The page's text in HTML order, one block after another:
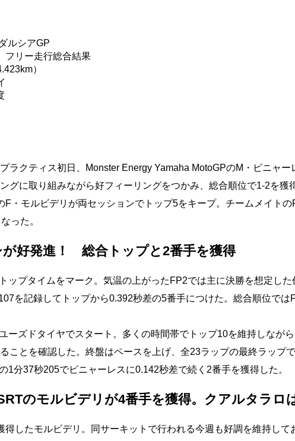
ルシアGP
フリー走行総合結果
）
ラクティス初日、Monster Energy Yamaha MotoGPのM・ビニャー
グに取り組みながら好フィーリングをつかみ、総合順位で1-2を獲
F・モルビデリが両セッションでトップ5をキープ。チームメイト
った。
が好発進！ 総合トップと2番手を獲得
ップタイムをマーク。気温の上がったFP2では主に決勝を想定し
を記録してトップから0.392秒差の5番手につけた。総合順位では
ーズドタイヤでスタート。多くの時間帯でトップ10を維持しなが
ことを確認した。終盤はペースを上げ、全23ラップの最終ラップ
1分37秒205でビニャーレスに0.142秒差で続く2番手を獲得した。
のモルビデリが4番手を獲得。クアルタラロ
得したモルビデリ。同サーキットで行われる今週も好調を維持して